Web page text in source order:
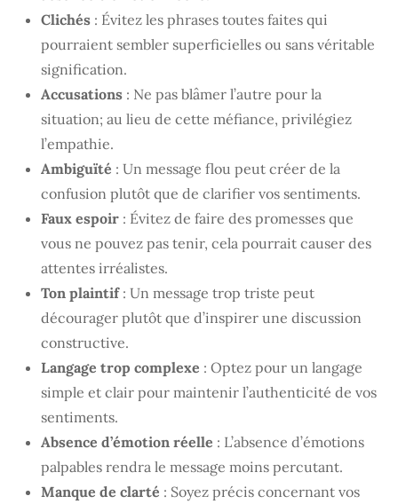
Clichés : Évitez les phrases toutes faites qui
pourraient sembler superficielles ou sans véritable
signification.
Accusations : Ne pas blâmer l’autre pour la
situation; au lieu de cette méfiance, privilégiez
l’empathie.
Ambiguïté : Un message flou peut créer de la
confusion plutôt que de clarifier vos sentiments.
Faux espoir : Évitez de faire des promesses que
vous ne pouvez pas tenir, cela pourrait causer des
attentes irréalistes.
Ton plaintif: Un message trop triste peut
décourager plutôt que d’inspirer une discussion
constructive.
Langage trop complexe : Optez pour un langage
simple et clair pour maintenir l’authenticité de vos
sentiments.
Absence d’émotion réelle : L’absence d’émotions
palpables rendra le message moins percutant.
Manque de clarté : Soyez précis concernant vos